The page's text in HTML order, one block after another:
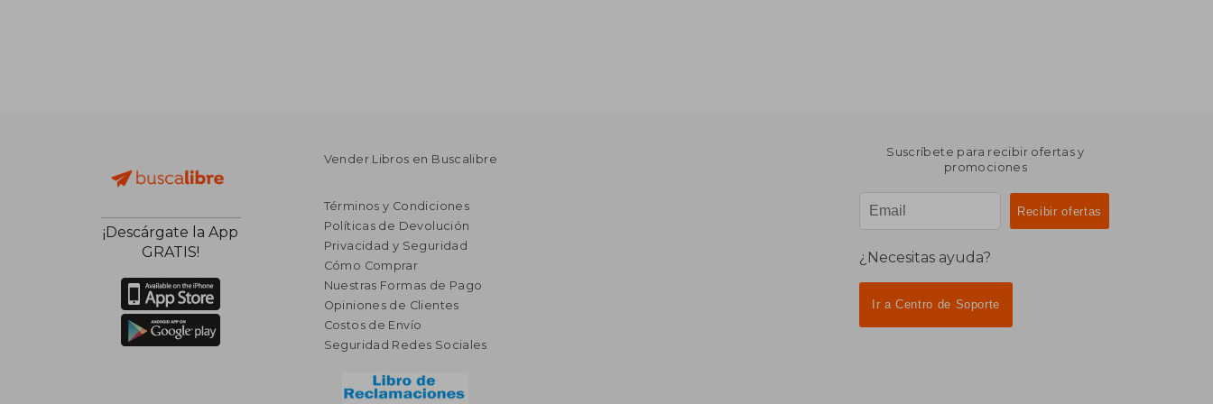
¡Descárgate la App
GRATIS!
Vender Libros en Buscalibre
Términos y Condiciones
Políticas de Devolución
Privacidad y Seguridad
Cómo Comprar
Nuestras Formas de Pago
Opiniones de Clientes
Costos de Envío
Seguridad Redes Sociales
Suscríbete para recibir ofertas y
promociones
¿Necesitas ayuda?
Ir a Centro de Soporte